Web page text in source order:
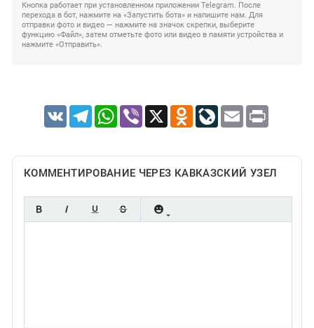
Кнопка работает при установленном приложении Telegram. После
перехода в бот, нажмите на «Запустить бота» и напишите нам. Для
отправки фото и видео — нажмите на значок скрепки, выберите
функцию «Файл», затем отметьте фото или видео в памяти устройства и
нажмите «Отправить».
VK TelegramWhatsApp
Viber X Odnoklassniki
LiveJournal
Email Print
КОММЕНТИРОВАНИЕ ЧЕРЕЗ КАВКАЗСКИЙ УЗЕЛ